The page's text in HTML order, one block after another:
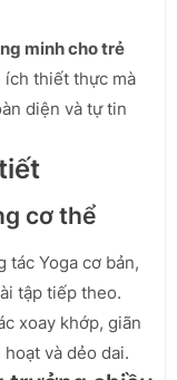
minh cho trẻ
thiết thực mà
diện và tự tin
cơ thể
tác Yoga cơ bản,
tập tiếp theo.
xoay khớp, giãn
và dẻo dai.